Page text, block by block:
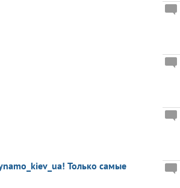
Только самые